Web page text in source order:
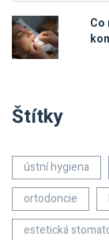
Co
Štítky
ústní hygiena
ortodoncie
estetická